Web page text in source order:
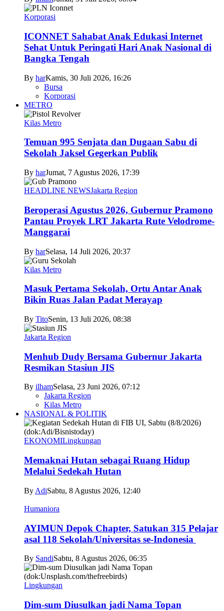
Korporasi
ICONNET Sahabat Anak Edukasi Internet
Sehat Untuk Peringati Hari Anak Nasional di
Bangka Tengah
By harKamis, 30 Juli 2026, 16:26
Bursa
Korporasi
METRO
Kilas Metro
Temuan 995 Senjata dan Dugaan Sabu di
Sekolah Jaksel Gegerkan Publik
By harJumat, 7 Agustus 2026, 17:39
HEADLINE NEWSJakarta Region
Beroperasi Agustus 2026, Gubernur Pramono
Pantau Proyek LRT Jakarta Rute Velodrome-
Manggarai
By harSelasa, 14 Juli 2026, 20:37
Kilas Metro
Masuk Pertama Sekolah, Ortu Antar Anak
Bikin Ruas Jalan Padat Merayap
By TitoSenin, 13 Juli 2026, 08:38
Jakarta Region
Menhub Dudy Bersama Gubernur Jakarta
Resmikan Stasiun JIS
By ilhamSelasa, 23 Juni 2026, 07:12
Jakarta Region
Kilas Metro
NASIONAL & POLITIK
EKONOMILingkungan
Memaknai Hutan sebagai Ruang Hidup
Melalui Sedekah Hutan
By AdiSabtu, 8 Agustus 2026, 12:40
Humaniora
AYIMUN Depok Chapter, Satukan 315 Pelajar
asal 118 Sekolah/Universitas se-Indonesia
By SandiSabtu, 8 Agustus 2026, 06:35
Lingkungan
Dim-sum Diusulkan jadi Nama Topan